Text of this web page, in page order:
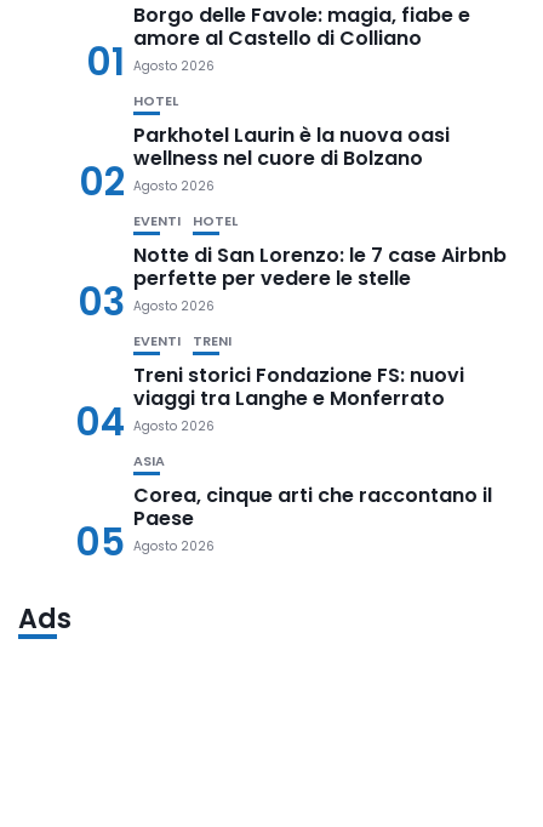
01
Borgo delle Favole: magia, fiabe e
amore al Castello di Colliano
Agosto 2026
02
HOTEL
Parkhotel Laurin è la nuova oasi
wellness nel cuore di Bolzano
Agosto 2026
03
EVENTI HOTEL
Notte di San Lorenzo: le 7 case Airbnb
perfette per vedere le stelle
Agosto 2026
04
EVENTI TRENI
Treni storici Fondazione FS: nuovi
viaggi tra Langhe e Monferrato
Agosto 2026
05
ASIA
Corea, cinque arti che raccontano il
Paese
Agosto 2026
Ads